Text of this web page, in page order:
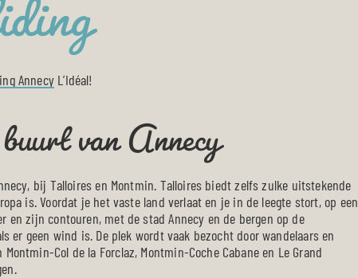
Annecy L’Idéal!van Annecy
bij Talloires en Montmin. Talloires biedt zelfs zulke uitstekende
is. Voordat je het vaste land verlaat en je in de leegte stort, op een
zijn contouren, met de stad Annecy en de bergen op de
er geen wind is. De plek wordt vaak bezocht door wandelaars en
Col de la Forclaz, Montmin-Coche Cabane en Le Grand